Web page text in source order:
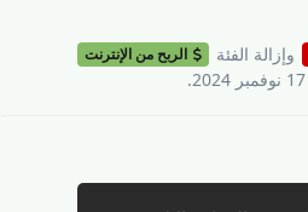
وإزالة الفئة الربح من الإنترنت
17 نوفمبر 2024 .